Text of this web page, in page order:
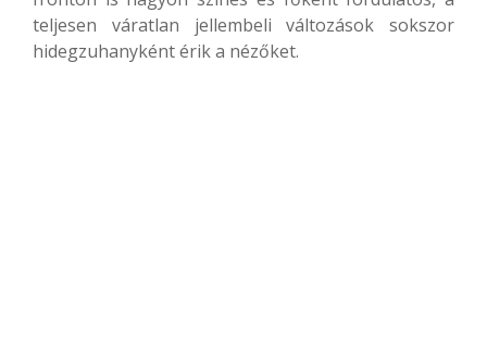
teljesen váratlan jellembeli változások sokszor
hidegzuhanyként érik a nézőket.